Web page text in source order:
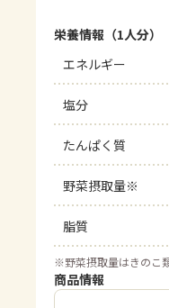
栄養情報（1人分）
エネルギー
塩分
たんぱく質
野菜摂取量※
脂質
※野菜摂取量はきのこ
商品情報